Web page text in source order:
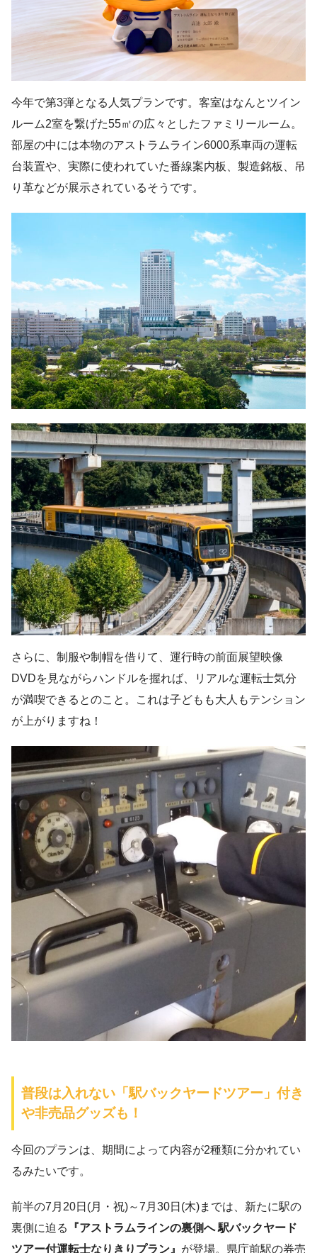
今年で第3弾となる人気プランです。客室はなんとツイン
ルーム2室を繋げた55㎡の広々としたファミリールーム。
部屋の中には本物のアストラムライン6000系車両の運転
台装置や、実際に使われていた番線案内板、製造銘板、吊
り革などが展示されているそうです。
さらに、制服や制帽を借りて、運行時の前面展望映像
DVDを見ながらハンドルを握れば、リアルな運転士気分
が満喫できるとのこと。これは子どもも大人もテンション
が上がりますね！
普段は入れない「駅バックヤードツアー」付き
や非売品グッズも！
今回のプランは、期間によって内容が2種類に分かれてい
るみたいです。
前半の7月20日(月・祝)～7月30日(木)までは、新たに駅の
裏側に迫る
『アストラムラインの裏側へ 駅バックヤード
ツアー付運転士なりきりプラン』 が登場。県庁前駅の券売